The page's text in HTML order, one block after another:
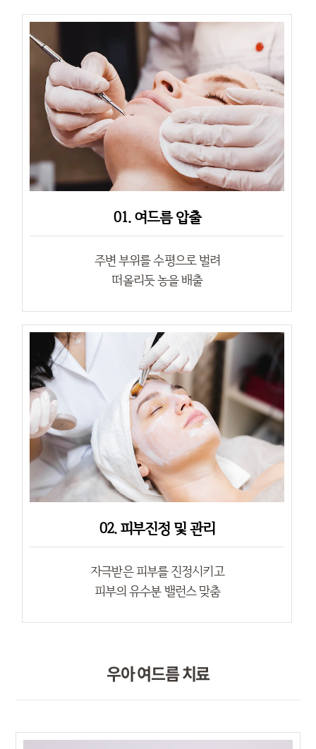
01. 여드름 압출
주변 부위를 수평으로 벌려
떠올리듯 농을 배출
02. 피부진정 및 관리
자극받은 피부를 진정시키고
피부의 유수분 밸런스 맞춤
우아 여드름 치료